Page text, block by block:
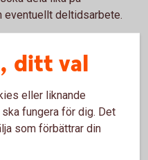
eventuellt deltidsarbete.
hemma
frånvarande från sitt arbete
tiden, utan också sämre
trygghet.
ditt val
eller liknande
fungera för dig. Det
som förbättrar din